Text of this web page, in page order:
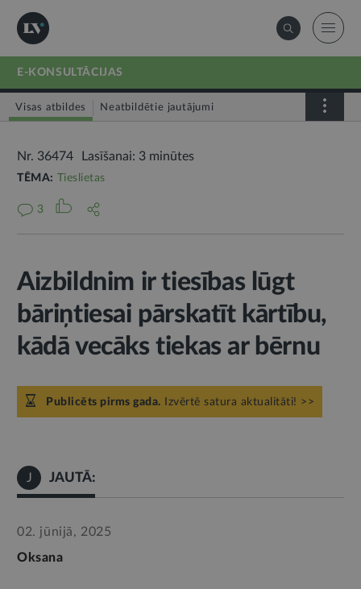
E-KONSULTĀCIJAS
Visas atbildes Neatbildētie jautājumi
Nr. 36474 Lasīšanai: 3 minūtes
TĒMA: Tieslietas
3
Aizbildnim ir tiesības lūgt
bāriņtiesai pārskatīt kārtību,
kādā vecāks tiekas ar bērnu
Publicēts pirms gada. Izvērtē satura aktualitāti! >>
J JAUTĀ:
02. jūnijā, 2025
Oksana